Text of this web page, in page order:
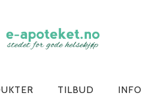
TILBUD INFO